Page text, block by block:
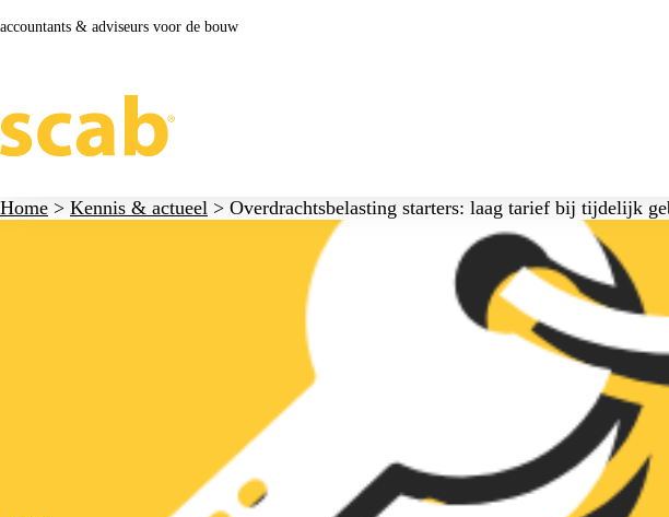
accountants & adviseurs voor de bouw
Home > Kennis & actueel > Overdrachtsbelasting starters: laag tarief bij tijdelijk